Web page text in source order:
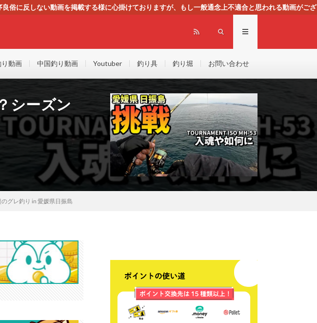
俗に反しない動画を掲載する様に心掛けておりますが、もし一般通念上不適合と思われる動画がござ
り動画 中国釣り動画 Youtuber 釣り具 釣り堀 お問い合わせ
シーズン
グレ釣り in 愛媛県日振島